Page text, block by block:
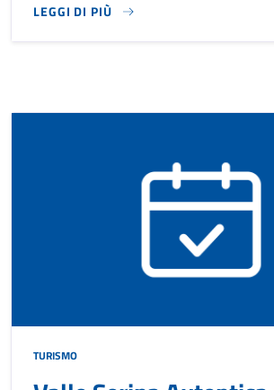
LEGGI DI PIÙ
EVENTO A FREROLA DEL PROGETTO
TURISMO